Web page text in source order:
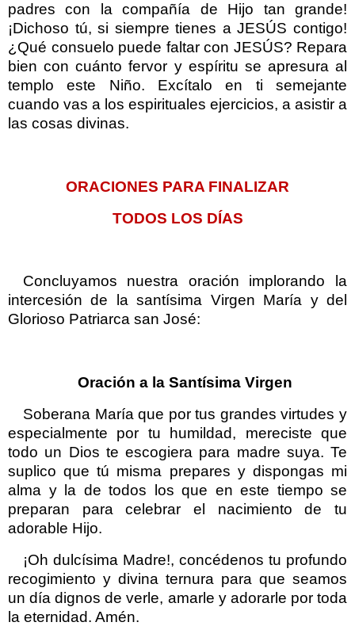
padres con la compañía de Hijo tan grande!
¡Dichoso tú, si siempre tienes a JESÚS contigo!
¿Qué consuelo puede faltar con JESÚS? Repara
bien con cuánto fervor y espíritu se apresura al
templo este Niño. Excítalo en ti semejante
cuando vas a los espirituales ejercicios, a asistir a
las cosas divinas.
ORACIONES PARA FINALIZAR
TODOS LOS DÍAS
Concluyamos nuestra oración implorando la
intercesión de la santísima Virgen María y del
Glorioso Patriarca san José:
Oración a la Santísima Virgen
Soberana María que por tus grandes virtudes y
especialmente por tu humildad, mereciste que
todo un Dios te escogiera para madre suya. Te
suplico que tú misma prepares y dispongas mi
alma y la de todos los que en este tiempo se
preparan para celebrar el nacimiento de tu
adorable Hijo.
¡Oh dulcísima Madre!, concédenos tu profundo
recogimiento y divina ternura para que seamos
un día dignos de verle, amarle y adorarle por toda
la eternidad. Amén.